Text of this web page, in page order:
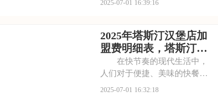
装修风格和温馨的氛围让人仿
佛穿越时空，感受到浓厚的茶
文化。每一款茶饮都选
2025-07-01 16:39:16
2025年塔斯汀汉堡店加
盟费明细表，塔斯汀加
盟有什么流程及条件呢
在快节奏的现代生活中，
人们对于便捷、美味的快餐需
求日益增长。塔斯汀汉堡以其
2025-07-01 16:32:18